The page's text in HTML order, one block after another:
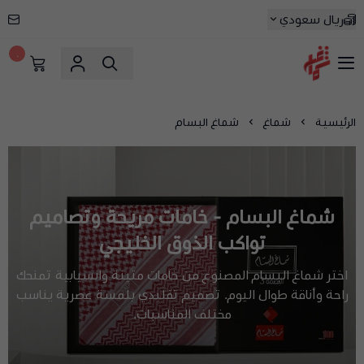
ريال سعودي
شماغ شوب | أفضل متجر شماغ في السعودية
الرئيسية شماغ شماغ البسام
شماغ البسام - خامات مريحة وتصاميم
تواكب الذوق الخليجي
اختر شماغ البسام المصنوع من خامات متينة وانسيابية تمنحك
راحة وأناقة طوال اليوم. تصميم تقليدي بلمسة عصرية يناسب
مختلف المناسبات.